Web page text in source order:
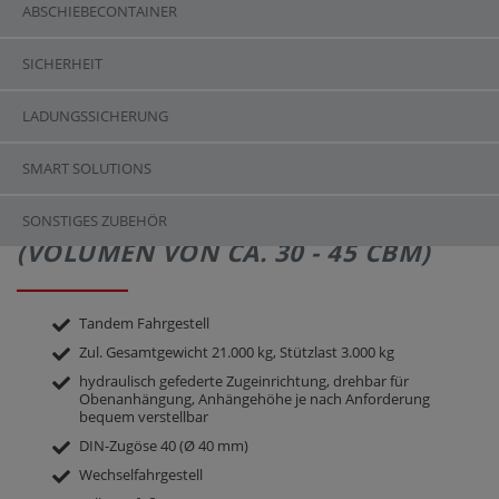
ABSCHIEBECONTAINER
SICHERHEIT
LADUNGSSICHERUNG
SMART SOLUTIONS
SONSTIGES ZUBEHÖR
ASW 281 | SERIENAUSSTATTUNG
(VOLUMEN VON CA. 30 - 45 CBM)
Tandem Fahrgestell
Zul. Gesamtgewicht 21.000 kg, Stützlast 3.000 kg
hydraulisch gefederte Zugeinrichtung, drehbar für
Obenanhängung, Anhängehöhe je nach Anforderung
bequem verstellbar
DIN-Zugöse 40 (Ø 40 mm)
Wechselfahrgestell